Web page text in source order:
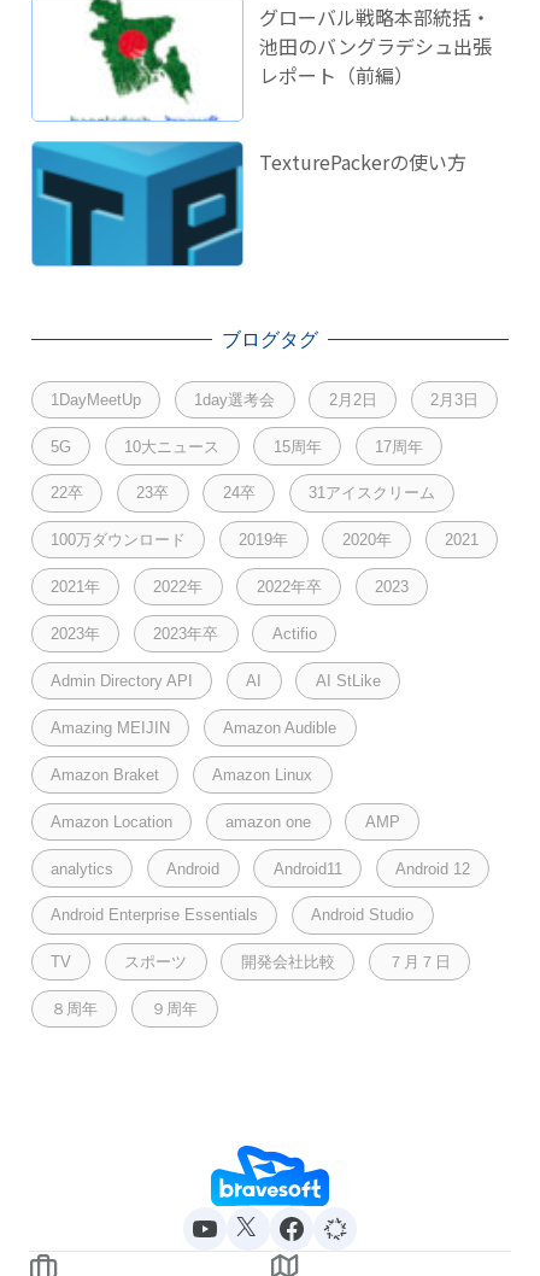
ました！
グローバル戦略本部統括・
池田のバングラデシュ出張
レポート（前編）
TexturePackerの使い方
ブログタグ
1DayMeetUp 1day選考会 2月2日 2月3日
5G 10大ニュース 15周年 17周年
22卒 23卒 24卒 31アイスクリーム
100万ダウンロード 2019年 2020年 2021
2021年 2022年 2022年卒 2023
2023年 2023年卒 Actifio
Admin Directory API AI AI StLike
Amazing MEIJIN Amazon Audible
Amazon Braket Amazon Linux
Amazon Location amazon one AMP
analytics Android Android11 Android 12
Android Enterprise Essentials Android Studio
TV スポーツ 開発会社比較 ７月７日
８周年 ９周年